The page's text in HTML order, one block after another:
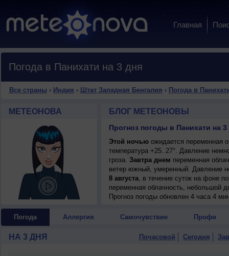
Главная
Погода в Панихати на 3 дня
Все страны › Индия › Штат Западная Бенгалия › Погода в
МЕТЕОНОВА БЛОГ МЕТЕОНОВЫ
Прогноз погоды в Панихати на 3
Этой ночьюожидается переменная
температура +25..27°. Давление
гроза. Завтра днем переменная
ветер южный, умеренный. Давление
8 августа, в течение суток на фоне
переменная облачность, небольшой
днем +30..32°, ветер южный,
Прогноз погоды обновлен 4 часа 4
Погода Аллергия Самочувствие Профи
НА 3 ДНЯ Почасовой Сегодня